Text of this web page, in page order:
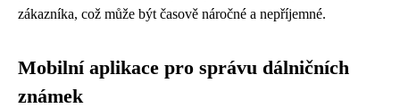
zákazníka, což může být časově náročné a nepříjemné.
Mobilní aplikace pro správu dálničních
známek